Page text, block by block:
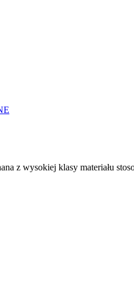
z wysokiej klasy materiału